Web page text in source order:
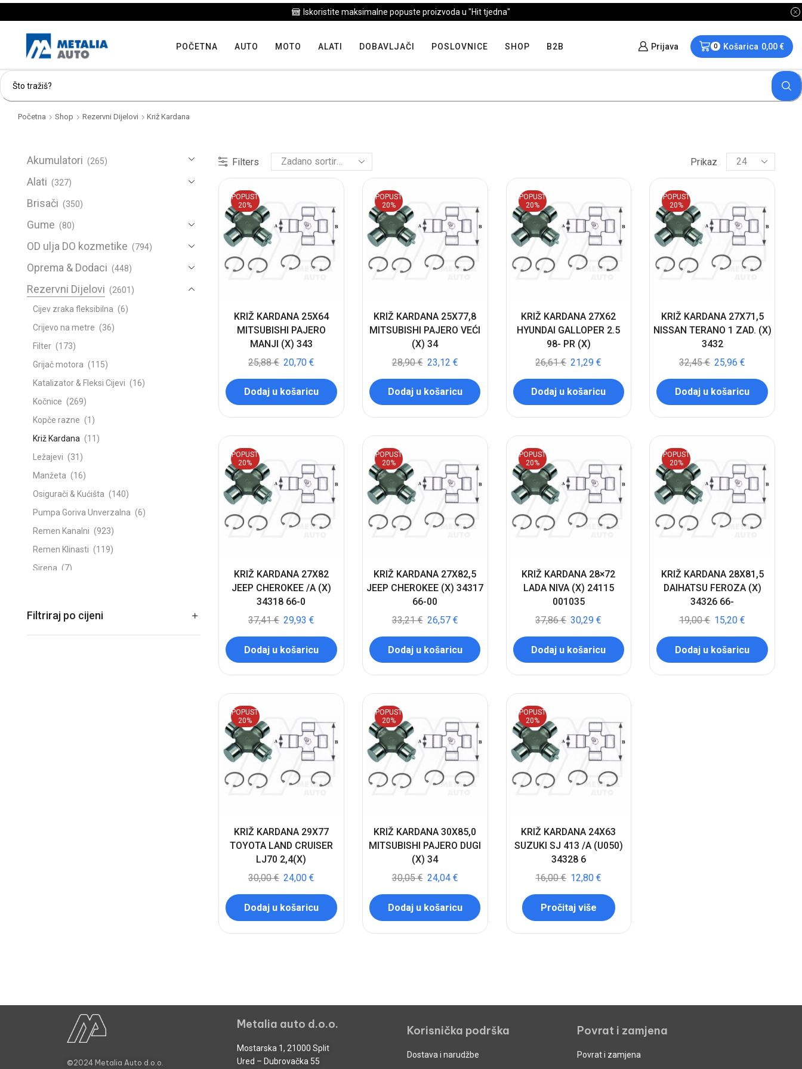
Iskoristite maksimalne popuste proizvoda u "Hit tjedna"
POČETNA AUTO MOTO ALATI DOBAVLJAČI POSLOVNICE SHOP B2B Prijava 0 Košarica 0,00€
Početna Shop Rezervni Dijelovi Križ Kardana
Filters Prikaz
POPUST
20%
KRIŽ KARDANA 25X64
MITSUBISHI PAJERO
MANJI (X) 343
25,88€ 20,70 €
Dodaj u košaricu
POPUST
20%
KRIŽ KARDANA 25X77,8
MITSUBISHI PAJERO VEĆI
(X) 34
28,90€ 23,12 €
Dodaj u košaricu
POPUST
20%
KRIŽ KARDANA 27X62
HYUNDAI GALLOPER 2.5
98- PR (X)
26,61€ 21,29€
Dodaj u košaricu
POPUST
20%
KRIŽ KARDANA 27X71,5
NISSAN TERANO 1 ZAD. (X)
3432
32,45€ 25,96€
Dodaj u košaricu
POPUST
20%
KRIŽ KARDANA 27X82
JEEP CHEROKEE /A (X)
34318 66-0
37,41€ 29,93 €
Dodaj u košaricu
POPUST
20%
KRIŽ KARDANA 27X82,5
JEEP CHEROKEE (X) 34317
66-00
33,21€ 26,57 €
Dodaj u košaricu
POPUST
20%
KRIŽ KARDANA 28×72
LADA NIVA (X) 24115
001035
37,86€ 30,29€
Dodaj u košaricu
POPUST
20%
KRIŽ KARDANA 28X81,5
DAIHATSU FEROZA (X)
34326 66-
19,00€ 15,20€
Dodaj u košaricu
POPUST
20%
KRIŽ KARDANA 29X77
TOYOTA LAND CRUISER
LJ70 2,4(X)
30,00€ 24,00 €
Dodaj u košaricu
POPUST
20%
KRIŽ KARDANA 30X85,0
MITSUBISHI PAJERO DUGI
(X) 34
30,05€ 24,04 €
Dodaj u košaricu
POPUST
20%
KRIŽ KARDANA 24X63
SUZUKI SJ 413 /A (U050)
34328 6
16,00€ 12,80€
Pročitaj više
Akumulatori (265)
Alati (327)
Brisači (350)
Gume (80)
OD ulja DO kozmetike (794)
Oprema & Dodaci (448)
Rezervni Dijelovi (2601)
Cijev zraka fleksibilna (6)
Crijevo na metre (36)
Filter (173)
Grijač motora (115)
Katalizator & Fleksi Cijevi (16)
Kočnice (269)
Kopče razne (1)
Križ Kardana (11)
Ležajevi (31)
Manžeta (16)
Osigurači & Kućišta (140)
Pumpa Goriva Unverzalna (6)
Remen Kanalni (923)
Remen Klinasti (119)
Sirena (7)
Stopica
Filtriraj po cijeni
©2024 Metalia Auto d.o.o.
Metalia auto d.o.o.
Mostarska 1, 21000 Split
Ured – Dubrovačka 55
Korisnička podrška
Dostava i narudžbe
Povrat i zamjena
Povrat i zamjena